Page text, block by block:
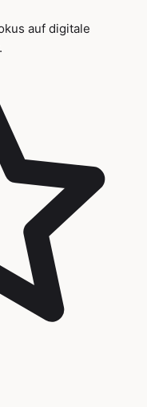
auf digitale